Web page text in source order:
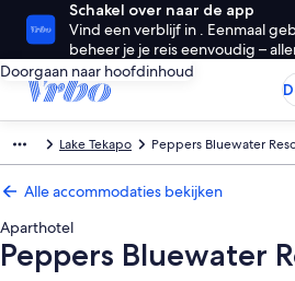
Schakel over naar de app
Vind een verblijf in . Eenmaal
beheer je je reis eenvoudig –
Doorgaan naar hoofdinhoud
Lake Tekapo Peppers Bluewater
Alle accommodaties bekijken
Aparthotel
Peppers Bluewater